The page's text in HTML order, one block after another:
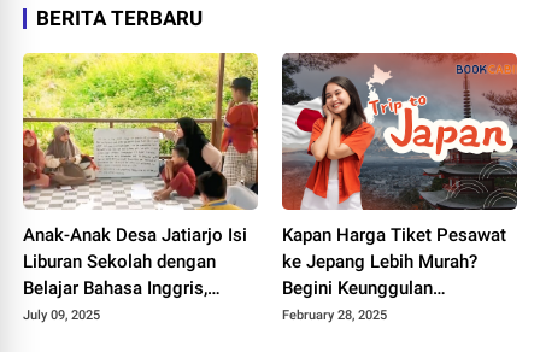
BERITA TERBARU
Anak-Anak Desa Jatiarjo Isi
Liburan Sekolah dengan
Belajar Bahasa Inggris,
Dukung Wisata dan Kurangi
July 09, 2025
Kapan Harga Tiket Pesawat
ke Jepang Lebih Murah?
Begini Keunggulan
Menggunakan BookCabin
February 28, 2025